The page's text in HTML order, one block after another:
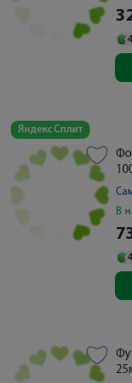
Яндекс Сплит
В